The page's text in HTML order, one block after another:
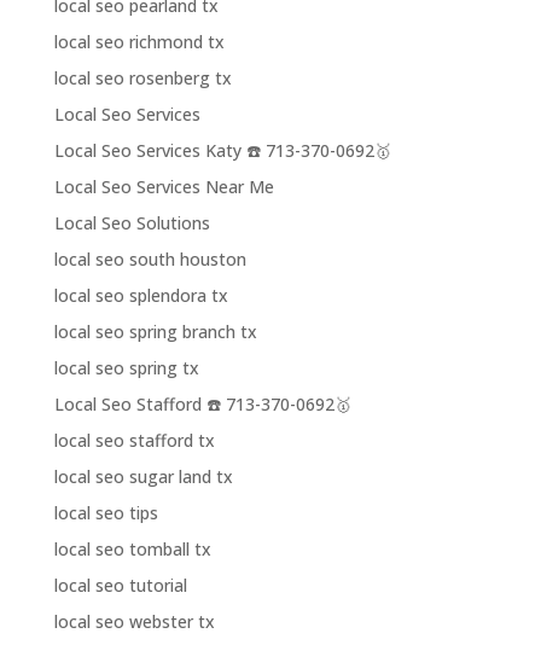
local seo pearland tx
local seo richmond tx
local seo rosenberg tx
Local Seo Services
Local Seo Services Katy ☎️ 713-370-0692🥇
Local Seo Services Near Me
Local Seo Solutions
local seo south houston
local seo splendora tx
local seo spring branch tx
local seo spring tx
Local Seo Stafford ☎️ 713-370-0692🥇
local seo stafford tx
local seo sugar land tx
local seo tips
local seo tomball tx
local seo tutorial
local seo webster tx